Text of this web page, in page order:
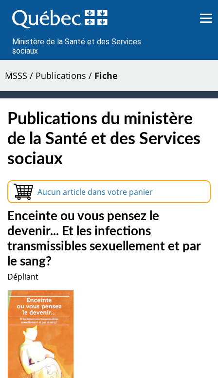
au
contenu
Ministère de la Santé et des Services
sociaux
MSSS / Publications / Fiche
Publications du ministère
de la Santé et des Services
sociaux
Aucun article dans votre panier
Enceinte ou vous pensez le
devenir... Et les infections
transmissibles sexuellement et par
le sang?
Dépliant